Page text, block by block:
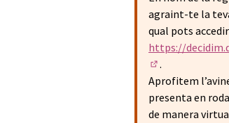
agraint-te la
qual pots
https://
(Enllaç extern)
.
Aprofitem
presenta en
de manera